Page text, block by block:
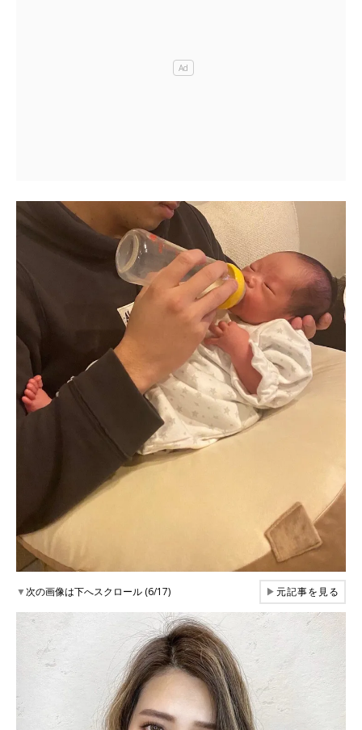
▼次の画像は下へスクロール (6/17) ▶元記事を見る